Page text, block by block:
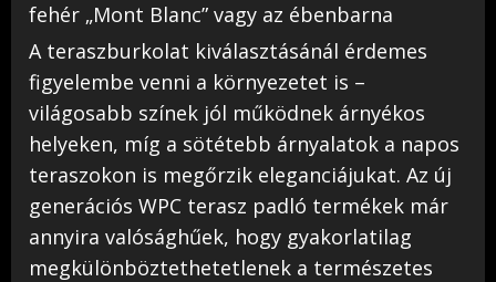
fehér „Mont Blanc” vagy az ébenbarna
A teraszburkolat kiválasztásánál érdemes
figyelembe venni a környezetet is –
világosabb színek jól működnek árnyékos
helyeken, míg a sötétebb árnyalatok a napos
teraszokon is megőrzik eleganciájukat. Az új
generációs WPC terasz padló termékek már
annyira valósághűek, hogy gyakorlatilag
megkülönböztethetetlenek a természetes